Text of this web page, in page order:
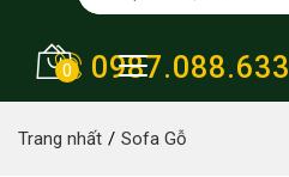
0987.088.633
0
Trang nhất Sofa Gỗ